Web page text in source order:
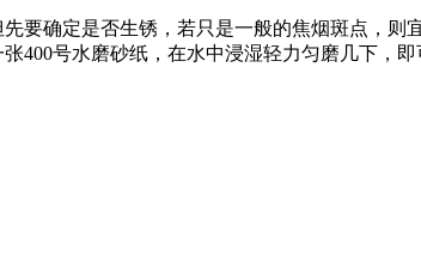
要确定是否生锈，若只是一般的焦烟斑点，
400号水磨砂纸，在水中浸湿轻力匀磨几下，